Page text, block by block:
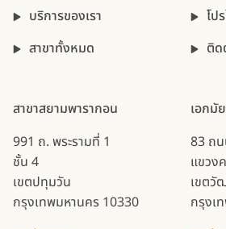
บริการของเรา
สาขาทั้งหมด
โป
ติด
สาขาสยามพารากอน
991 ถ. พระรามที่ 1
ชั้น 4
เขตปทุมวัน
กรุงเทพมหานคร 10330
เอกมัย
83 ถ
แขวง
เขตวั
กรุงเ